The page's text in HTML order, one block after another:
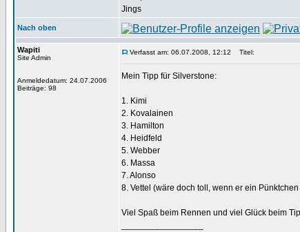
Jings
Nach oben
Wapiti
Site Admin
Anmeldedatum: 24.07.2006
Beiträge: 98
Verfasst am: 06.07.2008, 12:12 Titel:
Mein Tipp für Silverstone:
1. Kimi
2. Kovalainen
3. Hamilton
4. Heidfeld
5. Webber
6. Massa
7. Alonso
8. Vettel (wäre doch toll, wenn er ein
Viel Spaß beim Rennen und viel Glück beim